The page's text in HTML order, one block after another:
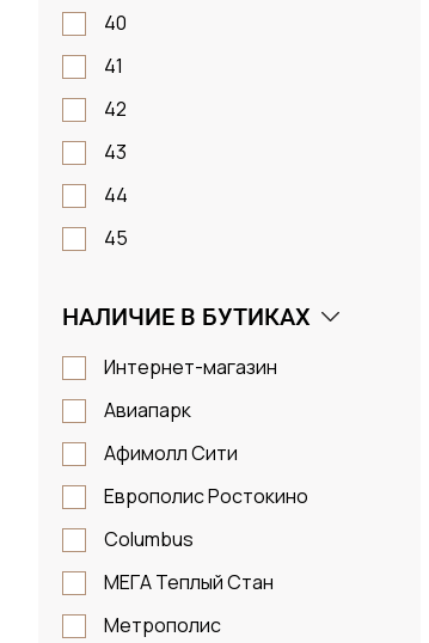
40
41
42
43
44
45
S
M
L
XL
2XL
НАЛИЧИЕ В БУТИКАХ
Интернет-магазин
Авиапарк
Афимолл Сити
Европолис Ростокино
Columbus
МЕГА Теплый Стан
Метрополис